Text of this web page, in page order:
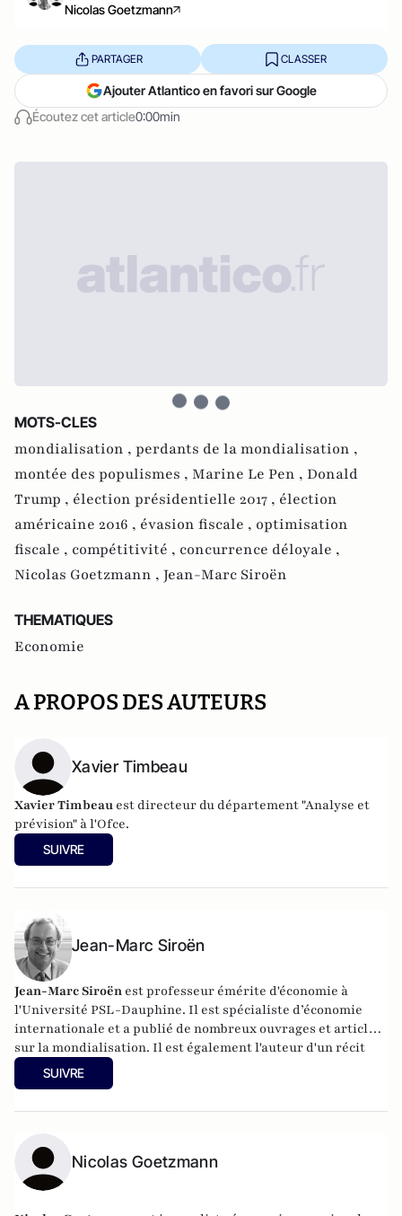
Nicolas Goetzmann
Écoutez cet article0:00min
PARTAGER CLASSER
Ajouter Atlantico en favori sur Google
MOTS-CLES
mondialisation , perdants de la mondialisation ,
montée des populismes , Marine Le Pen , Donald
Trump , élection présidentielle 2017 , élection
américaine 2016 , évasion fiscale , optimisation
fiscale , compétitivité , concurrence déloyale ,
Nicolas Goetzmann , Jean-Marc Siroën
THEMATIQUES
Economie
A PROPOS DES AUTEURS
Xavier Timbeau
Xavier Timbeau est directeur du département "Analyse et
prévision" à l'Ofce.
SUIVRE
Jean-Marc Siroën
Jean-Marc Siroën est professeur émérite d'économie à
l'Université PSL-Dauphine. Il est spécialiste d’économie
internationale et a publié de nombreux ouvrages et articles
sur la mondialisation. Il est également l'auteur d'un récit
romancé (en trois tomes) autour de l'économiste J.M. Keynes
: "Mr Keynes et les extravagants". Site :
SUIVRE
Nicolas Goetzmann